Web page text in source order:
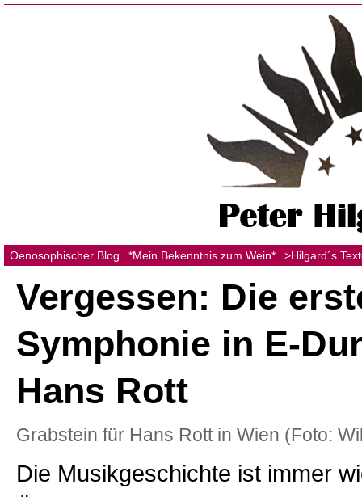
Oenosophischer Blog *Mein Bekenntnis zum Wein* >Hilgard´s
Vergessen: Die
Symphonie in E-
Hans Rott
Grabstein für Hans Rott in Wien (Foto:
Die Musikgeschichte ist immer